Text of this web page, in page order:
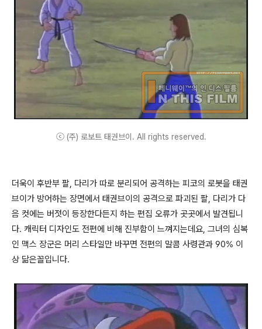
ⓒ (주) 로보트 태권브이. All rights reserved.
더욱이 후반부 팔, 다리가 따로 분리되어 공격하는 피코의 로봇을 태권
브이가 방어하는 장면에서 태권브이의 공격으로 파괴된 팔, 다리가 다
음 컷에는 버젓이 등장한다든지 하는 편집 오류가 곳곳에서 발견됩니
다. 캐릭터 디자인도 전편에 비해 진부함이 느껴지는데요, 그녀의 심복
인 맥스 장군은 머리 스타일만 바꾸면 전편의 말콤 사령관과 90% 이
상 닮은꼴입니다.